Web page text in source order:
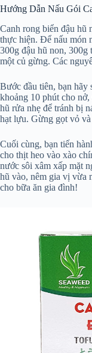
Hướng Dẫn Nấu Gói
Canh rong biển đậu hũ
thực hiện. Để nấu món
300g đậu hũ non, 300g
một củ gừng. Các
Bước đầu tiên, bạn hãy
khoảng 10 phút cho
hũ rửa nhẹ để tránh bị
hạt lựu. Gừng gọt vỏ
Cuối cùng, bạn tiến
cho thịt heo vào xào
nước sôi xâm xấp mặt
hũ vào, nêm gia vị vừa
cho bữa ăn gia đình!